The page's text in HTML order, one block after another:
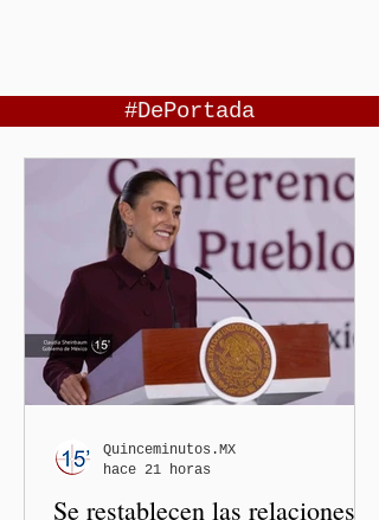
#DePortada
Se restablecen las relaciones
Quinceminutos.MX
hace 21 horas